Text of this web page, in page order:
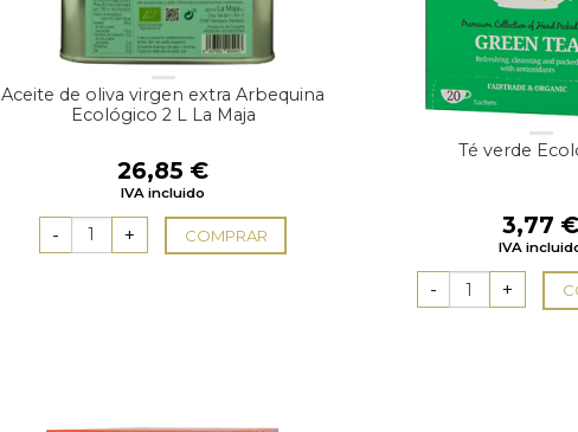
Aceite de oliva virgen extra Arbequina
Ecológico 2 L La Maja
26,85 €
IVA incluido
COMPRAR
Té verde
3,77 €
IVA